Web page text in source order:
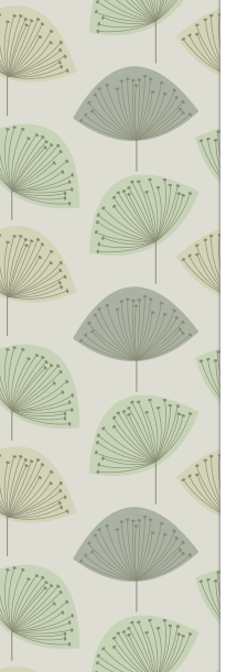
Passer
au
contenu